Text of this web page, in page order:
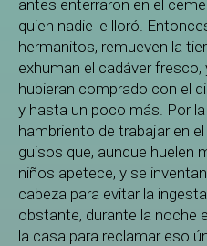
antes enterraron en el
quien nadie le lloró.
hermanitos, remueven la
exhuman el cadáver
hubieran comprado con el
y hasta un poco más. Por
hambriento de trabajar en
guisos que, aunque huelen
niños apetece, y se
cabeza para evitar la
obstante, durante la noche
la casa para reclamar eso